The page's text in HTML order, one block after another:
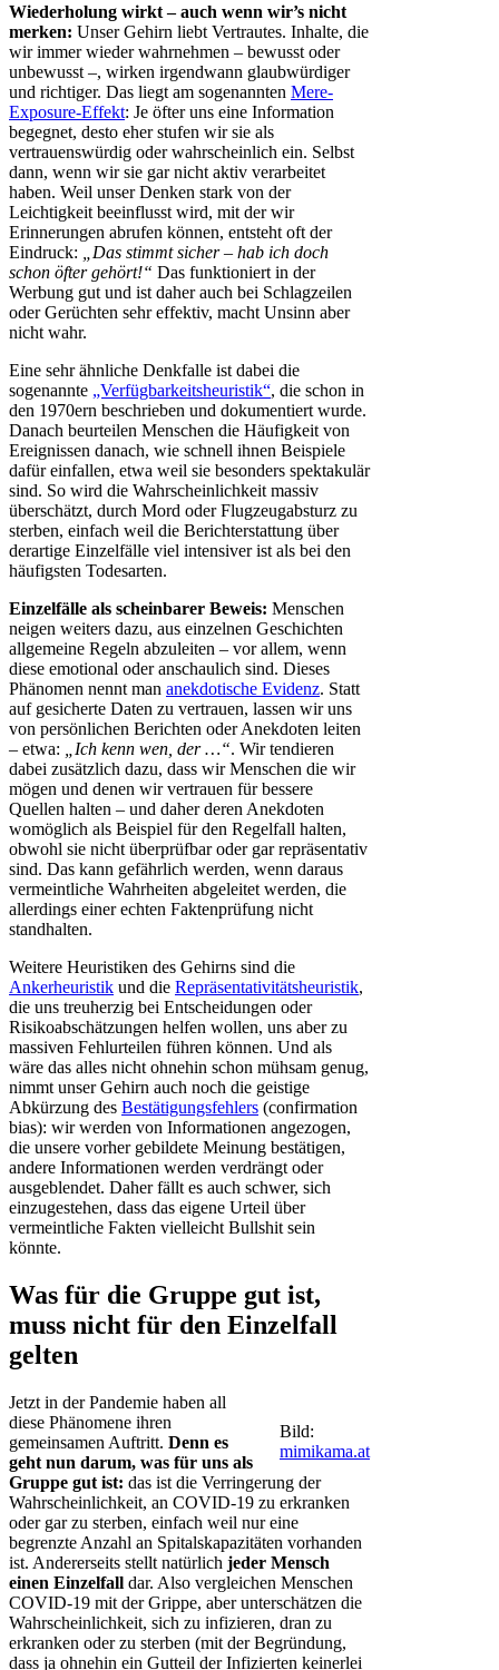
Wiederholung wirkt – auch wenn wir’s nicht
merken: Unser Gehirn liebt Vertrautes. Inhalte, die
wir immer wieder wahrnehmen – bewusst oder
unbewusst –, wirken irgendwann glaubwürdiger
und richtiger. Das liegt am sogenannten Mere-
Exposure-Effekt: Je öfter uns eine Information
begegnet, desto eher stufen wir sie als
vertrauenswürdig oder wahrscheinlich ein. Selbst
dann, wenn wir sie gar nicht aktiv verarbeitet
haben. Weil unser Denken stark von der
Leichtigkeit beeinflusst wird, mit der wir
Erinnerungen abrufen können, entsteht oft der
Eindruck: „Das stimmt sicher – hab ich doch
schon öfter gehört!“ Das funktioniert in der
Werbung gut und ist daher auch bei Schlagzeilen
oder Gerüchten sehr effektiv, macht Unsinn aber
nicht wahr.
Eine sehr ähnliche Denkfalle ist dabei die
sogenannte „Verfügbarkeitsheuristik“, die schon in
den 1970ern beschrieben und dokumentiert wurde.
Danach beurteilen Menschen die Häufigkeit von
Ereignissen danach, wie schnell ihnen Beispiele
dafür einfallen, etwa weil sie besonders spektakulär
sind. So wird die Wahrscheinlichkeit massiv
überschätzt, durch Mord oder Flugzeugabsturz zu
sterben, einfach weil die Berichterstattung über
derartige Einzelfälle viel intensiver ist als bei den
häufigsten Todesarten.
Einzelfälle als scheinbarer Beweis: Menschen
neigen weiters dazu, aus einzelnen Geschichten
allgemeine Regeln abzuleiten – vor allem, wenn
diese emotional oder anschaulich sind. Dieses
Phänomen nennt man anekdotische Evidenz. Statt
auf gesicherte Daten zu vertrauen, lassen wir uns
von persönlichen Berichten oder Anekdoten leiten
– etwa:
„Ich kenn wen, der …“. Wir tendieren
dabei zusätzlich dazu, dass wir Menschen die wir
mögen und denen wir vertrauen für bessere
Quellen halten – und daher deren Anekdoten
womöglich als Beispiel für den Regelfall halten,
obwohl sie nicht überprüfbar oder gar repräsentativ
sind. Das kann gefährlich werden, wenn daraus
vermeintliche Wahrheiten abgeleitet werden, die
allerdings einer echten Faktenprüfung nicht
standhalten.
Weitere Heuristiken des Gehirns sind die
Ankerheuristik und die Repräsentativitätsheuristik,
die uns treuherzig bei Entscheidungen oder
Risikoabschätzungen helfen wollen, uns aber zu
massiven Fehlurteilen führen können. Und als
wäre das alles nicht ohnehin schon mühsam genug,
nimmt unser Gehirn auch noch die geistige
Abkürzung des Bestätigungsfehlers (confirmation
bias): wir werden von Informationen angezogen,
die unsere vorher gebildete Meinung bestätigen,
andere Informationen werden verdrängt oder
ausgeblendet. Daher fällt es auch schwer, sich
einzugestehen, dass das eigene Urteil über
vermeintliche Fakten vielleicht Bullshit sein
könnte.
Was für die Gruppe gut ist,
muss nicht für den Einzelfall
gelten
Bild:
mimikama.at
Jetzt in der Pandemie haben all
diese Phänomene ihren
gemeinsamen Auftritt. Denn es
geht nun darum, was für uns als
Gruppe gut ist: das ist die Verringerung der
Wahrscheinlichkeit, an COVID-19 zu erkranken
oder gar zu sterben, einfach weil nur eine
begrenzte Anzahl an Spitalskapazitäten vorhanden
ist. Andererseits stellt natürlich jeder Mensch
einen Einzelfall dar. Also vergleichen Menschen
COVID-19 mit der Grippe, aber unterschätzen die
Wahrscheinlichkeit, sich zu infizieren, dran zu
erkranken oder zu sterben (mit der Begründung,
dass ja ohnehin ein Gutteil der Infizierten keinerlei